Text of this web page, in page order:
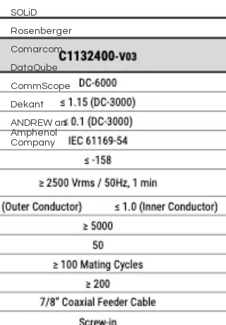
SOLiD
Rosenberger
Comarcom
DataQube
CommScope
Dekant
ANDREW an
Amphenol
Company